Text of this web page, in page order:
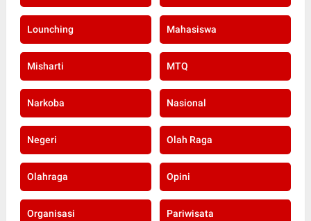
Lounching Mahasiswa
Misharti MTQ
Narkoba Nasional
Negeri Olah Raga
Olahraga Opini
Organisasi Pariwisata